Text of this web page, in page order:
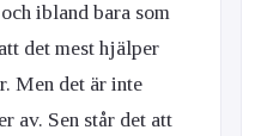
ibland bara som
det mest hjälper
Men det är inte
av. Sen står det att